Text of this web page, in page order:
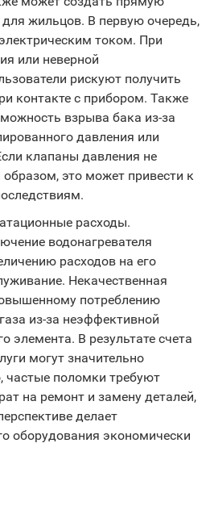
для жильцов. В первую очередь,
током. При
или неверной
рискуют получить
контакте с прибором. Также
взрыва бака из-за
давления или
клапаны давления не
это может привести к
расходы.
водонагревателя
расходов на его
Некачественная
потреблению
из-за неэффективной
элемента. В результате счета
могут значительно
частые поломки требуют
на ремонт и замену деталей,
делает
оборудования экономически